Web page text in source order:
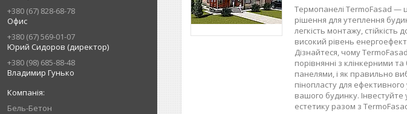
+380 (67) 828-68-78
Офис
+380 (67) 569-01-07
Юрий Сидоров (директор)
+380 (98) 685-88-48
Владимир Гунько
Бель-Бетон
Термопанелі TermoFasad —
рішення для утеплення
легкість монтажу,
високий рівень
Дізнайтеся, чому
порівнянні з клінкерними
панелями, і як правильно
пінопласту для
вашого будинку.
естетику разом з